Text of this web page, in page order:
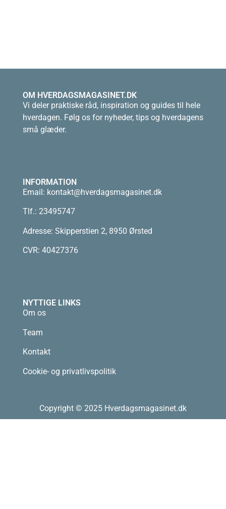
OM HVERDAGSMAGASINET.DK
Vi deler praktiske råd, inspiration og guides til hele
hverdagen. Følg os for nyheder, tips og hverdagens
små glæder.
INFORMATION
Email: kontakt@hverdagsmagasinet.dk
Tlf.: 23495747
Adresse: Skipperstien 2, 8950 Ørsted
CVR: 40427376
NYTTIGE LINKS
Om os
Team
Kontakt
Cookie- og privatlivspolitik
Copyright © 2025 Hverdagsmagasinet.dk